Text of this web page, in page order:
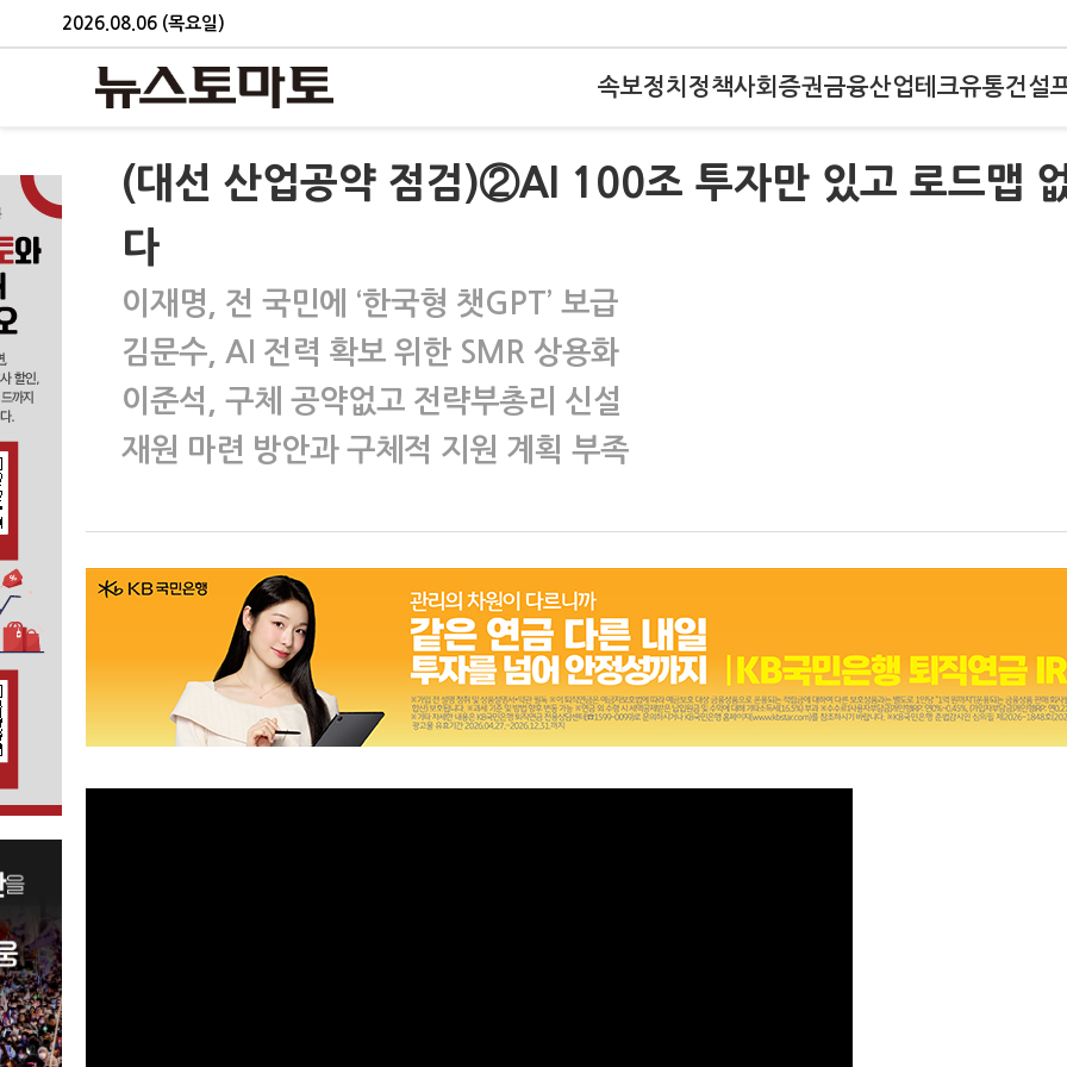
2026.08.06 (목요일)
속보정치 정책사회 증권금융산업테크유통건설
(대선 산업공약 점검)②AI 100조 투자만 있고 로드맵
다
이재명, 전 국민에 ‘한국형 챗GPT’ 보급
김문수, AI 전력 확보 위한 SMR 상용화
이준석, 구체 공약없고 전략부총리 신설
재원 마련 방안과 구체적 지원 계획 부족